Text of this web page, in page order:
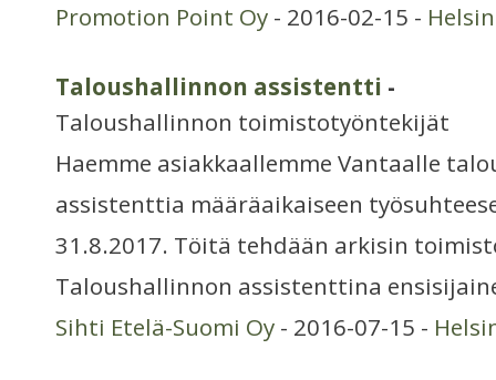
Promotion Point Oy - 2016-02-15 -
Taloushallinnon assistentti -
Taloushallinnon toimistotyöntekijät
Haemme asiakkaallemme Vantaalle
assistenttia määräaikaiseen
31.8.2017. Töitä tehdään arkisin
Taloushallinnon assistenttina
Sihti Etelä-Suomi Oy - 2016-07-15 -